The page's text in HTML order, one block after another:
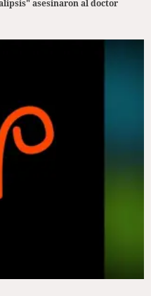
asesinaron al doctor